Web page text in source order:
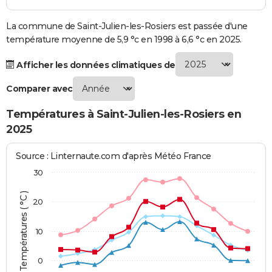
S'inscrire
Se connecter
Lycées
Collèges
Primaires
Universités
Entreprises
Service militaire
Avis de recherche
AVIS DE DÉCÈS
FORUM
La commune de Saint-Julien-les-Rosiers est passée d'une
température moyenne de 5,9 °c en 1998 à 6,6 °c en 2025.
Afficher les données climatiques de
Comparer avec
Températures à Saint-Julien-les-Rosiers en
2025
Températures ( °C )
Source : Linternaute.com d'après Météo France
0
10
20
30